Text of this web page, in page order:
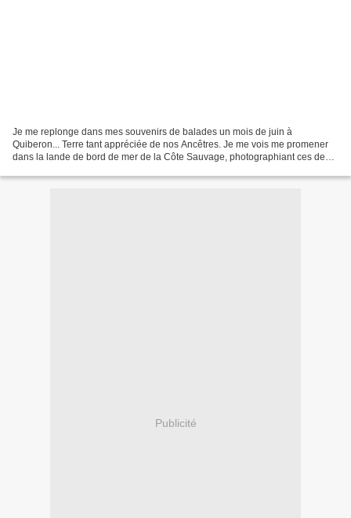
Je me replonge dans mes souvenirs de balades un mois de juin à
Quiberon... Terre tant appréciée de nos Ancêtres. Je me vois me promener
dans la lande de bord de mer de la Côte Sauvage, photographiant ces deux
Publicité